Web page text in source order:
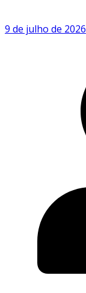
9 de julho de 2026